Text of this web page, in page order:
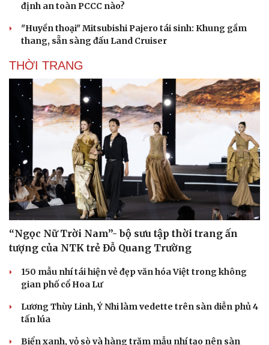
định an toàn PCCC nào?
"Huyền thoại" Mitsubishi Pajero tái sinh: Khung gầm
thang, sẵn sàng đấu Land Cruiser
THỜI TRANG
“Ngọc Nữ Trời Nam”- bộ sưu tập thời trang ấn
tượng của NTK trẻ Đỗ Quang Trường
150 mẫu nhí tái hiện vẻ đẹp văn hóa Việt trong không
gian phố cổ Hoa Lư
Lương Thùy Linh, Ý Nhi làm vedette trên sàn diễn phủ 4
tấn lúa
Biển xanh, vỏ sò và hàng trăm mẫu nhí tạo nên sàn